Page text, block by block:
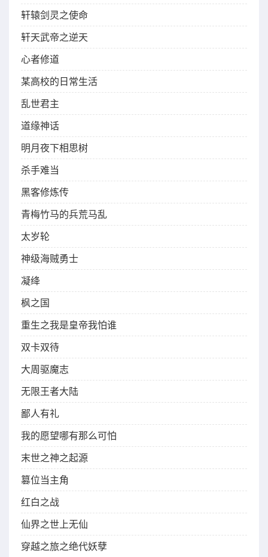
轩辕剑灵之使命
轩天武帝之逆天
心者修道
某高校的日常生活
乱世君主
道缘神话
明月夜下相思树
杀手难当
黑客修炼传
青梅竹马的兵荒马乱
太岁轮
神级海贼勇士
凝绛
枫之国
重生之我是皇帝我怕谁
双卡双待
大周驱魔志
无限王者大陆
鄙人有礼
我的愿望哪有那么可怕
末世之神之起源
篡位当主角
红白之战
仙界之世上无仙
穿越之旅之绝代妖孽